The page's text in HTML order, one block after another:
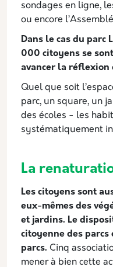
sondages en ligne,
ou encore
Dans le cas du parc
000 citoyens se
avancer la réflexion
Quel que soit
parc, un square, un
des écoles - les
systématiquement
La
Les citoyens sont
eux-mêmes des
et jardins. Le
citoyenne des parcs
parcs. Cinq
mener à bien cette